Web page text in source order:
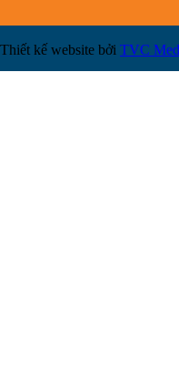
Thiết kế website bởi TVC